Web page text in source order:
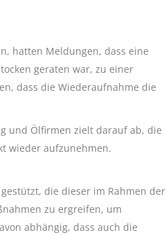
hatten Meldungen, dass eine
geraten war, zu einer
dass die Wiederaufnahme die
und Ölfirmen zielt darauf ab, die
wieder aufzunehmen.
die dieser im Rahmen der
zu ergreifen, um
abhängig, dass auch die